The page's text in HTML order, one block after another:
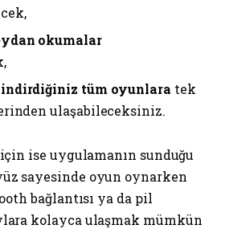
okumalar
indirdiğiniz tüm oyunlara tek
ulaşabileceksiniz.
ise uygulamanın sunduğu
sayesinde oyun oynarken
bağlantısı ya da pil
kolayca ulaşmak mümkün